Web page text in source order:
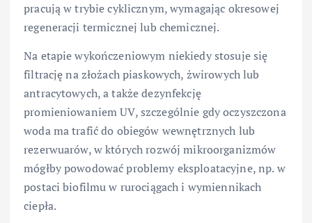
pracują w trybie cyklicznym, wymagając okresowej
regeneracji termicznej lub chemicznej.
Na etapie wykończeniowym niekiedy stosuje się
filtrację na złożach piaskowych, żwirowych lub
antracytowych, a także dezynfekcję
promieniowaniem UV, szczególnie gdy oczyszczona
woda ma trafić do obiegów wewnętrznych lub
rezerwuarów, w których rozwój mikroorganizmów
mógłby powodować problemy eksploatacyjne, np. w
postaci biofilmu w rurociągach i wymiennikach
ciepła.